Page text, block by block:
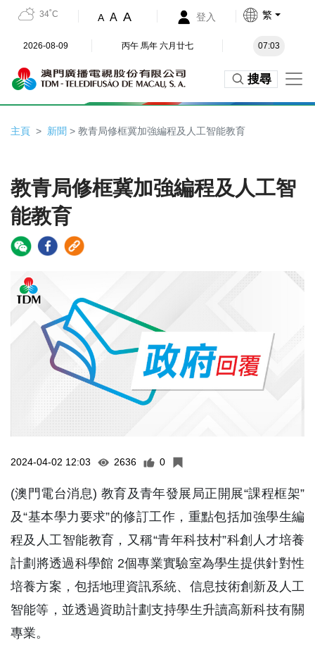
34˚C A A A 登入 繁
2026-08-09 丙午 馬年 六月廿七 07:03
搜尋
主頁 新聞 > 教青局修框冀加強編程及人工智能教育
教青局修框冀加強編程及人工智
能教育
2024-04-02 12:03 2636 0
(澳門電台消息) 教育及青年發展局正開展“課程框架”
及“基本學力要求”的修訂工作，重點包括加強學生編
程及人工智能教育，又稱“青年科技村”科創人才培養
計劃將透過科學館 2個專業實驗室為學生提供針對性
培養方案，包括地理資訊系統、信息技術創新及人工
智能等，並透過資助計劃支持學生升讀高新科技有關
專業。